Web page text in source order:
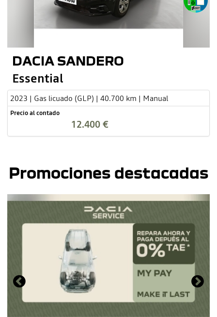
DACIA SANDERO
Essential
2023 | Gas licuado (GLP) | 40.700 km | Manual
Precio al contado
12.400 €
Promociones destacadas